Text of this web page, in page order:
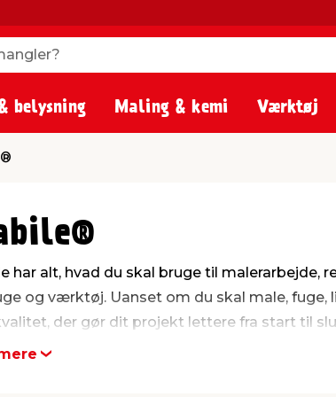
belysning Maling & kemi Værktøj
har alt, hvad du skal bruge til malerarbejde,
og værktøj. Uanset om du skal male,
der gør dit projekt lettere fra start til